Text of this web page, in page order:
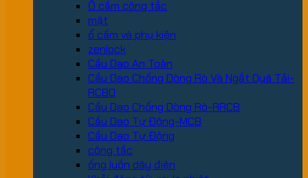
Ổ cắm công tắc
mặt
ổ cấm và phụ kiện
zenlock
Cầu Dao An Toàn
Cầu Dao Chống Dòng Rò Và Ngắt Quá Tải-
RCBO
Cầu Dao Chống Dòng Rò-RRCB
Cầu Dao Tự Động-MCB
Cầu Dao Tự Động
công tắc
ống luồn dây điện